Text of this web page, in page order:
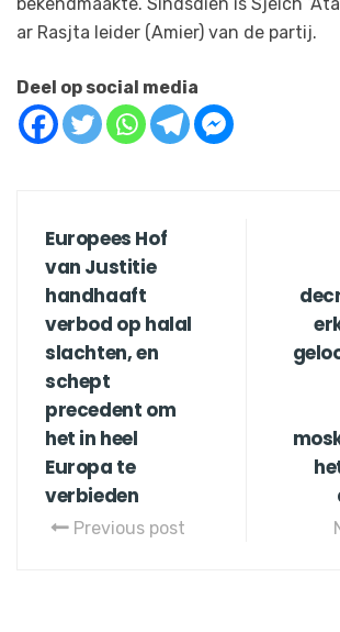
ar Rasjta leider (Amier) van de partij.
Deel op social media
Europees Hof
van Justitie
handhaaft
verbod op halal
slachten, en
schept
precedent om
het in heel
Europa te
verbieden
Previous post